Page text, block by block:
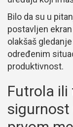
Bilo da su u
postavljen
olakšaš
određenim
produktivnost.
Futrola
sigurnost